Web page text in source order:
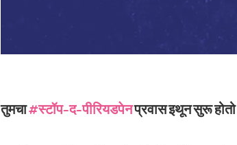
तुमचा#स्टॉप-द-पीरियडपेनप्रवास इथून सुरू होतो